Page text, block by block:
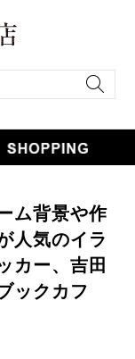
ム背景や作
人気のイラ
カー、吉田
ックカフ